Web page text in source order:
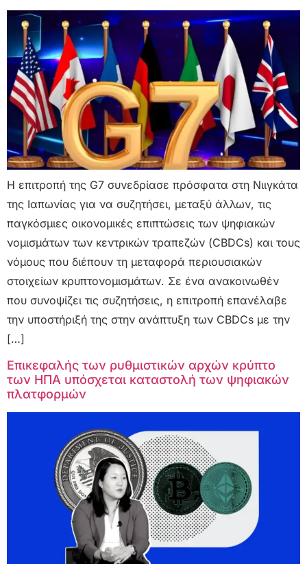
Η επιτροπή της G7 συνεδρίασε πρόσφατα στη Νιιγκάτα
της Ιαπωνίας για να συζητήσει, μεταξύ άλλων, τις
παγκόσμιες οικονομικές επιπτώσεις των ψηφιακών
νομισμάτων των κεντρικών τραπεζών (CBDCs) και τους
νόμους που διέπουν τη μεταφορά περιουσιακών
στοιχείων κρυπτονομισμάτων. Σε ένα ανακοινωθέν
που συνοψίζει τις συζητήσεις, η επιτροπή επανέλαβε
την υποστήριξή της στην ανάπτυξη των CBDCs με την
[…]
Επικεφαλής των ρυθμιστικών αρχών κρύπτο
των ΗΠΑ υπόσχεται καταστολή των ψηφιακών
πλατφορμών